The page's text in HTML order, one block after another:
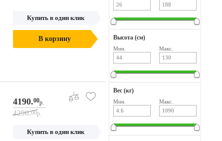
Купить в один клик
В корзину
4190.00р.
4290.00р.
Купить в один клик
Высота (см)
Мин. Макс.
Вес (кг)
Мин. Макс.